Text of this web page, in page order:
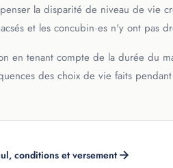
la disparité de niveau de vie
et les concubin·es n'y ont pas
en tenant compte de la durée du
des choix de vie faits
conditions et versement